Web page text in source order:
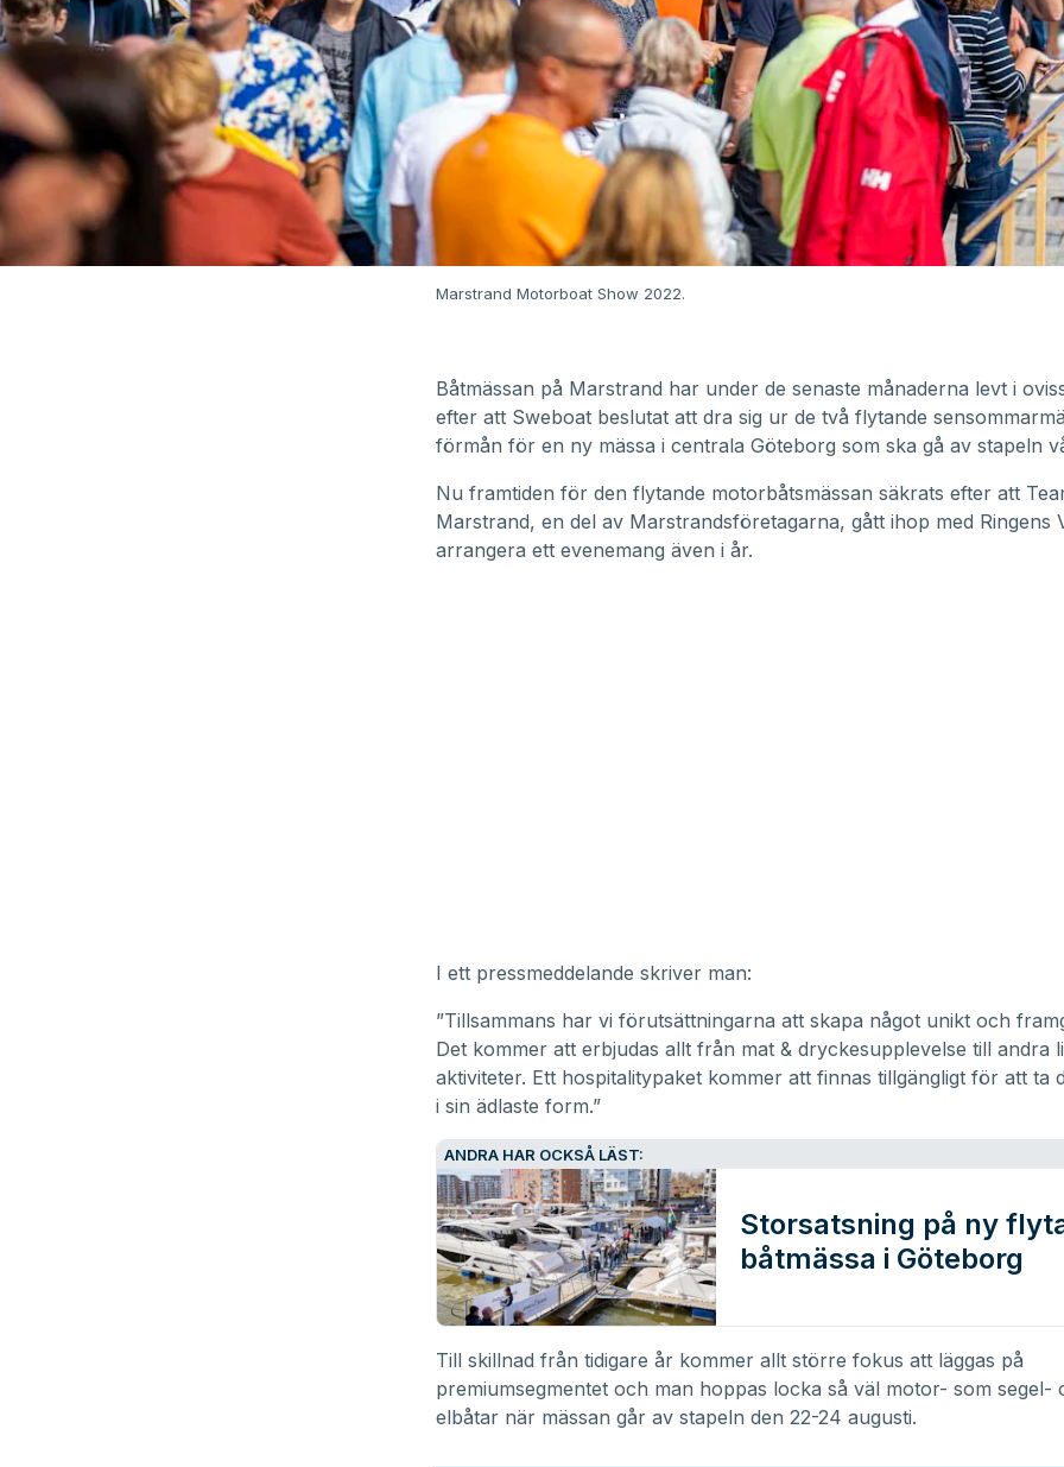
Marstrand Motorboat Show 2022.
Båtmässan på Marstrand har under de senaste månaderna levt i
efter att Sweboat beslutat att dra sig ur de två flytande
förmån för en ny mässa i centrala Göteborg som ska gå av stapeln
Nu framtiden för den flytande motorbåtsmässan säkrats efter att
Marstrand, en del av Marstrandsföretagarna, gått ihop med Ringens
arrangera ett evenemang även i år.
I ett pressmeddelande skriver man:
”Tillsammans har vi förutsättningarna att skapa något unikt och
Det kommer att erbjudas allt från mat & dryckesupplevelse till andra
aktiviteter. Ett hospitalitypaket kommer att finnas tillgängligt för att ta
i sin ädlaste form.”
ANDRA HAR OCKSÅ LÄST:
Storsatsning på ny
båtmässa i Göteborg
Till skillnad från tidigare år kommer allt större fokus att läggas på
premiumsegmentet och man hoppas locka så väl motor- som segel-
elbåtar när mässan går av stapeln den 22-24 augusti.